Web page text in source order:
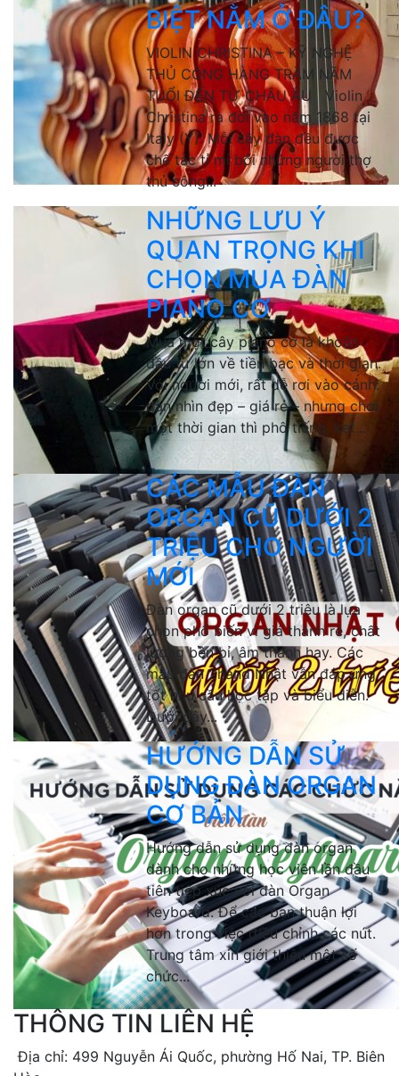
BIỆT NẰM Ở ĐÂU?
VIOLIN CHRISTINA – KỸ NGHỆ
THỦ CÔNG HÀNG TRĂM NĂM
TUỔI ĐẾN TỪ CHÂU ÂU Violin
Christina ra đời vào năm 1868 tại
Italy (Ý). Mỗi cây đàn đều được
chế tác tỉ mỉ bởi những người thợ
thủ công...
NHỮNG LƯU Ý
QUAN TRỌNG KHI
CHỌN MUA ĐÀN
PIANO CƠ
Mua một cây piano cơ là khoản
đầu tư lớn về tiền bạc và thời gian.
Với người mới, rất dễ rơi vào cảnh:
đàn nhìn đẹp – giá rẻ – nhưng chơi
một thời gian thì phô tiếng, kẹt...
CÁC MẪU ĐÀN
ORGAN CŨ DƯỚI 2
TRIỆU CHO NGƯỜI
MỚI
Đàn organ cũ dưới 2 triệu là lựa
chọn phổ biến vì giá thành rẻ, chất
lượng bền bỉ, âm thanh hay. Các
mẫu đàn 2hand Nhật vẫn đáp ứng
tốt nhu cầu học tập và biểu diễn.
Dưới đây...
HƯỚNG DẪN SỬ
DỤNG ĐÀN ORGAN
CƠ BẢN
Hướng dẫn sử dụng đàn organ
dành cho những học viên lần đầu
tiên tiếp xúc với đàn Organ
Keyboard. Để các bạn thuận lợi
hơn trong việc điều chỉnh các nút.
Trung tâm xin giới thiệu một số
chức...
THÔNG TIN LIÊN HỆ
Địa chỉ: 499 Nguyễn Ái Quốc, phường Hố Nai, TP. Biên